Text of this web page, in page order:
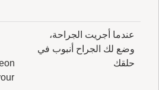
عندما أجريت الجراحة،
وضع لك الجراح أنبوب في
حلقك